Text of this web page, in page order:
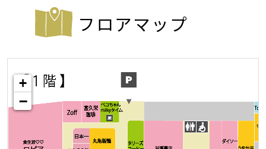
フロアマップ